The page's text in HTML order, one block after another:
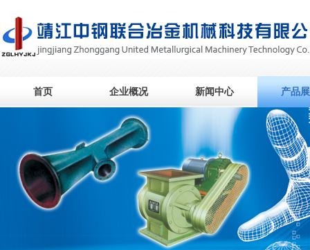
首页 企业概况 新闻中心 产品